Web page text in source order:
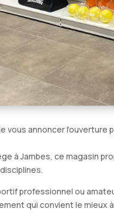
vous annoncer
à Jambes, ce magasin
professionnel ou
qui convient le mieux